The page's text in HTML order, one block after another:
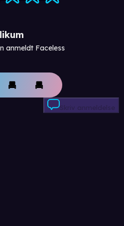
anmeldt Faceless
Skriv anmeldelse